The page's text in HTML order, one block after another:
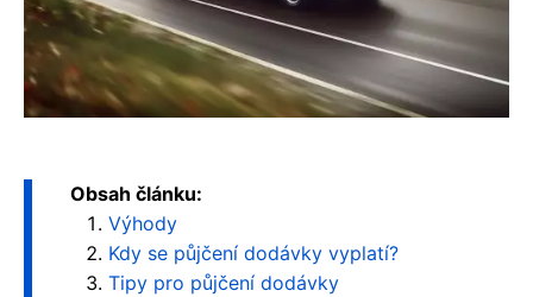
Obsah článku:
Výhody
Kdy se půjčení dodávky vyplatí?
Tipy pro půjčení dodávky